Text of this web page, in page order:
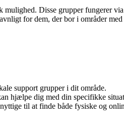
Disse grupper fungerer
for dem, der bor i områder
support grupper i dit område.
hjælpe dig med din specifikke
til at finde både fysiske og